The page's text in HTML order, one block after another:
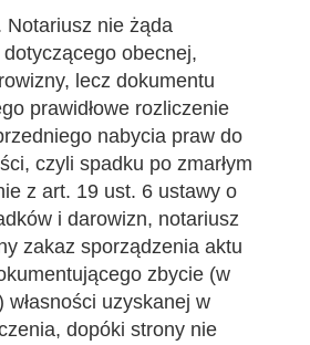
Notariusz nie żąda
obecnej,
lecz dokumentu
prawidłowe rozliczenie
nabycia praw do
czyli spadku po zmarłym
z art. 19 ust. 6 ustawy o
i darowizn, notariusz
zakaz sporządzenia aktu
zbycie (w
własności uzyskanej w
dopóki strony nie